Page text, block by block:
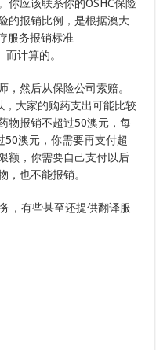
你应该联系你的OSHC保险
的报销比例，是根据澳大
服务报销标准
而计算的。
，然后从保险公司索赔。
，大家的购药支出可能比较
物报销不超过50澳元，每
50澳元，你需要再支付超
额，你需要自己支付以后
，也不能报销。
，有些甚至还提供翻译服